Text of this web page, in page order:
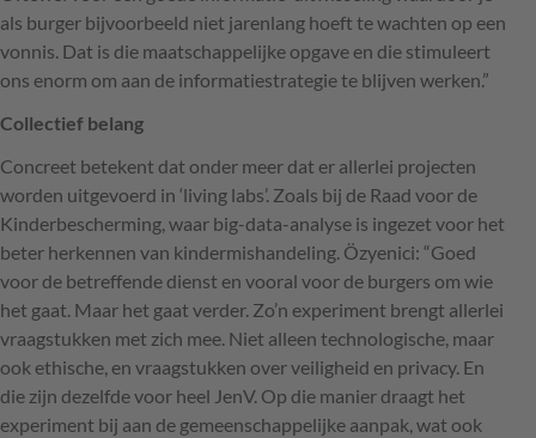
als burger bijvoorbeeld niet jarenlang hoeft te wachten op een
vonnis. Dat is die maatschappelijke opgave en die stimuleert
ons enorm om aan de informatiestrategie te blijven werken.”
Collectief belang
Concreet betekent dat onder meer dat er allerlei projecten
worden uitgevoerd in ‘living labs’. Zoals bij de Raad voor de
Kinderbescherming, waar big-data-analyse is ingezet voor het
beter herkennen van kindermishandeling. Özyenici: “Goed
voor de betreffende dienst en vooral voor de burgers om wie
het gaat. Maar het gaat verder. Zo’n experiment brengt allerlei
vraagstukken met zich mee. Niet alleen technologische, maar
ook ethische, en vraagstukken over veiligheid en privacy. En
die zijn dezelfde voor heel JenV. Op die manier draagt het
experiment bij aan de gemeenschappelijke aanpak, wat ook